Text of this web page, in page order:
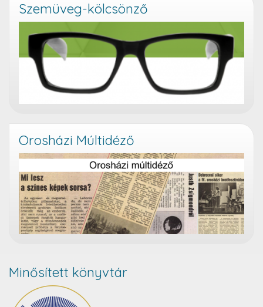
Szemüveg-kölcsönző
Orosházi Múltidéző
Minősített könyvtár